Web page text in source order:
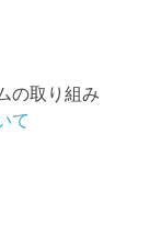
の取り組み
て